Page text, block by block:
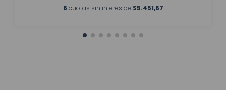
6 cuotas sin interés de $5.451,67